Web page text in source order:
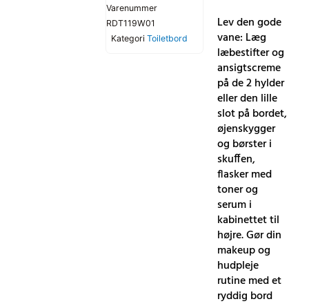
Varenummer
RDT119W01
Kategori Toiletbord
Lev den gode
vane: Læg
læbestifter og
ansigtscreme
på de 2 hylder
eller den lille
slot på bordet,
øjenskygger
og børster i
skuffen,
flasker med
toner og
serum i
kabinettet til
højre. Gør din
makeup og
hudpleje
rutine med et
ryddig bord